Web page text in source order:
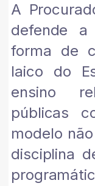
A
defende
forma de
laico do
ensino
públicas
modelo
disciplina